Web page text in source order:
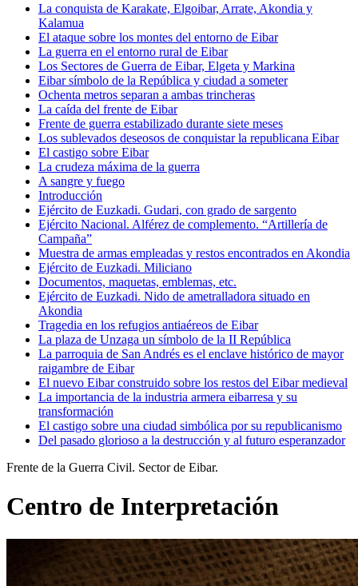
La conquista de Karakate, Elgoibar, Arrate, Akondia y
Kalamua
El ataque sobre los montes del entorno de Eibar
La guerra en el entorno rural de Eibar
Los Sectores de Guerra de Eibar, Elgeta y Markina
Eibar símbolo de la República y ciudad a someter
Ochenta metros separan a ambas trincheras
La caída del frente de Eibar
Frente de guerra estabilizado durante siete meses
Los sublevados deseosos de conquistar la republicana Eibar
El castigo sobre Eibar
La crudeza máxima de la guerra
A sangre y fuego
Introducción
Ejército de Euzkadi. Gudari, con grado de sargento
Ejército Nacional. Alférez de complemento. “Artillería de
Campaña”
Muestra de armas empleadas y restos encontrados en Akondia
Ejército de Euzkadi. Miliciano
Documentos, maquetas, emblemas, etc.
Ejército de Euzkadi. Nido de ametralladora situado en
Akondia
Tragedia en los refugios antiaéreos de Eibar
La plaza de Unzaga un símbolo de la II República
La parroquia de San Andrés es el enclave histórico de mayor
raigambre de Eibar
El nuevo Eibar construido sobre los restos del Eibar medieval
La importancia de la industria armera eibarresa y su
transformación
El castigo sobre una ciudad simbólica por su republicanismo
Del pasado glorioso a la destrucción y al futuro esperanzador
Frente de la Guerra Civil. Sector de Eibar.
Centro de Interpretación